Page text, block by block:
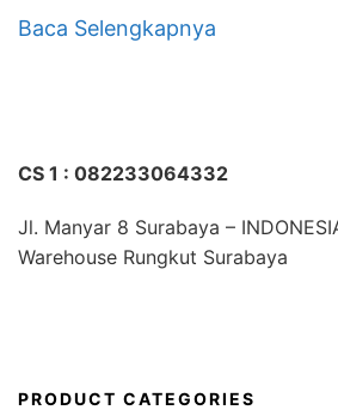
Baca Selengkapnya
CS 1 : 082233064332
Jl. Manyar 8 Surabaya –
Warehouse Rungkut Surabaya
PRODUCT CATEGORIES